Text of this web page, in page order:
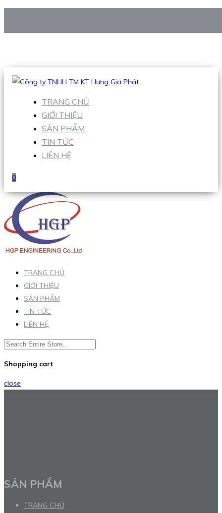
Hotline:0938 906 663
TRANG CHỦ
GIỚI THIỆU
SẢN PHẨM
TIN TỨC
LIÊN HỆ
0
TRANG CHỦ
GIỚI THIỆU
SẢN PHẨM
TIN TỨC
LIÊN HỆ
Shopping cart
close
SẢN PHẨM
TRANG CHỦ